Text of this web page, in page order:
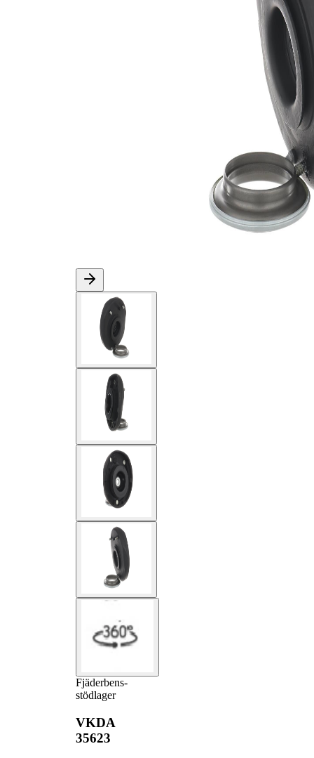
Fjäderbens-
stödlager
VKDA
35623